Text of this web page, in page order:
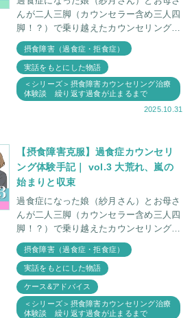
んが二人三脚（カウンセラー含め三人四
脚！？）で乗り越えたカウンセリング治
療体験手記 第4章。 「今太ったって言う
たなあ！」 「おかん、陽介（次男）に
言うたや
摂食障害（過食症・拒食症）
実話をもとにした物語
＜シリーズ＞摂食障害カウンセリング治療
体験談 繰り返す過食が止まるまで
2025.10.31
【摂食障害克服】過食症カウンセリ
ング体験手記｜ vol.3 大荒れ、嵐の
始まりと収束
過食症になった娘（紗月さん）とお母さ
んが二人三脚（カウンセラー含め三人四
脚！？）で乗り越えたカウンセリング治
療体験手記 第3章。 紗月さんの段取りに
合わせること 紗月さんの好きな話題に
興味を持
摂食障害（過食症・拒食症）
実話をもとにした物語
ケース&アドバイス
＜シリーズ＞摂食障害カウンセリング治療
体験談 繰り返す過食が止まるまで